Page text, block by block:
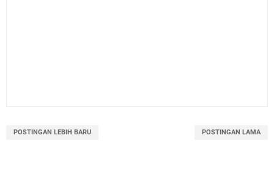
POSTINGAN LEBIH BARU POSTINGAN LAMA